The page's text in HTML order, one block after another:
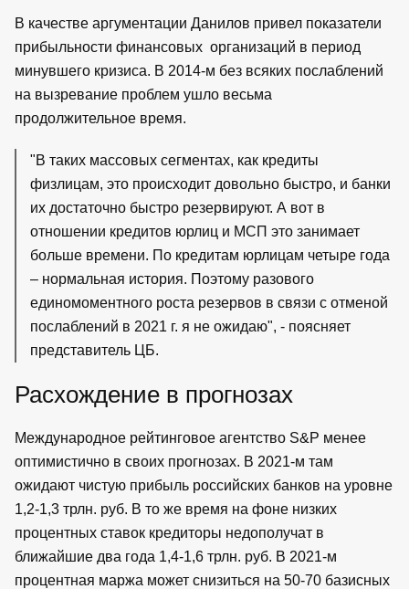
В качестве аргументации Данилов привел показатели
прибыльности финансовых организаций в период
минувшего кризиса. В 2014-м без всяких послаблений
на вызревание проблем ушло весьма
продолжительное время.
"В таких массовых сегментах, как кредиты
физлицам, это происходит довольно быстро, и банки
их достаточно быстро резервируют. А вот в
отношении кредитов юрлиц и МСП это занимает
больше времени. По кредитам юрлицам четыре года
– нормальная история. Поэтому разового
единомоментного роста резервов в связи с отменой
послаблений в 2021 г. я не ожидаю", - поясняет
представитель ЦБ.
Расхождение в прогнозах
Международное рейтинговое агентство S&P менее
оптимистично в своих прогнозах. В 2021-м там
ожидают чистую прибыль российских банков на уровне
1,2-1,3 трлн. руб. В то же время на фоне низких
процентных ставок кредиторы недополучат в
ближайшие два года 1,4-1,6 трлн. руб. В 2021-м
процентная маржа может снизиться на 50-70 базисных